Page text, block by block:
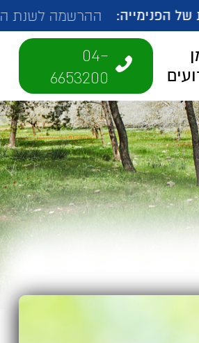
לשנת הלימודים הבאה
04-
6653200